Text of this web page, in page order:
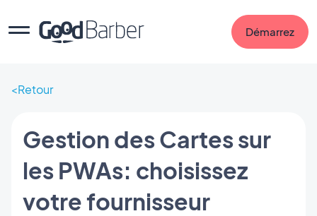
Démarrez
Retour
Gestion des Cartes sur
les PWAs: choisissez
votre fournisseur